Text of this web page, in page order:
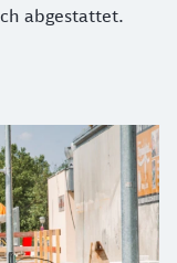
abgestattet.